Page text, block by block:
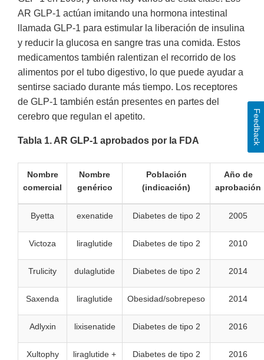
AR GLP-1 actúan imitando una hormona intestinal
llamada GLP-1 para estimular la liberación de insulina
y reducir la glucosa en sangre tras una comida. Estos
medicamentos también ralentizan el recorrido de los
alimentos por el tubo digestivo, lo que puede ayudar a
sentirse saciado durante más tiempo. Los receptores
de GLP-1 también están presentes en partes del
cerebro que regulan el apetito.
Tabla 1. AR GLP-1 aprobados por la FDA
Nombre
comercial
Nombre
genérico
Población
(indicación)
Año de
aprobación
Byetta exenatide Diabetes de tipo 2 2005
Victoza liraglutide Diabetes de tipo 2 2010
Trulicity dulaglutide Diabetes de tipo 2 2014
Saxenda liraglutide Obesidad/sobrepeso 2014
Adlyxin lixisenatide Diabetes de tipo 2 2016
Xultophy
liraglutide +
Diabetes de tipo 2 2016
Feedback